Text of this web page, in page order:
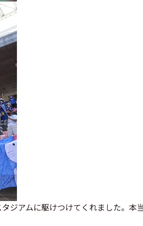
ジアムに駆けつけてくれました。本